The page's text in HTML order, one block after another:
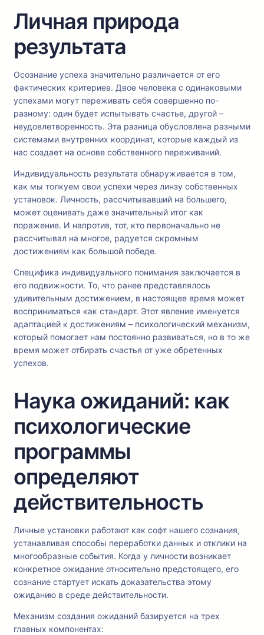
Личная природа
результата
Осознание успеха значительно различается от его
фактических критериев. Двое человека с одинаковыми
успехами могут переживать себя совершенно по-
разному: один будет испытывать счастье, другой –
неудовлетворенность. Эта разница обусловлена разными
системами внутренних координат, которые каждый из
нас создает на основе собственного переживаний.
Индивидуальность результата обнаруживается в том,
как мы толкуем свои успехи через линзу собственных
установок. Личность, рассчитывавший на большего,
может оценивать даже значительный итог как
поражение. И напротив, тот, кто первоначально не
рассчитывал на многое, радуется скромным
достижениям как большой победе.
Специфика индивидуального понимания заключается в
его подвижности. То, что ранее представлялось
удивительным достижением, в настоящее время может
восприниматься как стандарт. Этот явление именуется
адаптацией к достижениям – психологический механизм,
который помогает нам постоянно развиваться, но в то же
время может отбирать счастья от уже обретенных
успехов.
Наука ожиданий: как
психологические
программы
определяют
действительность
Личные установки работают как софт нашего сознания,
устанавливая способы переработки данных и отклики на
многообразные события. Когда у личности возникает
конкретное ожидание относительно предстоящего, его
сознание стартует искать доказательства этому
ожиданию в среде действительности.
Механизм создания ожиданий базируется на трех
главных компонентах: